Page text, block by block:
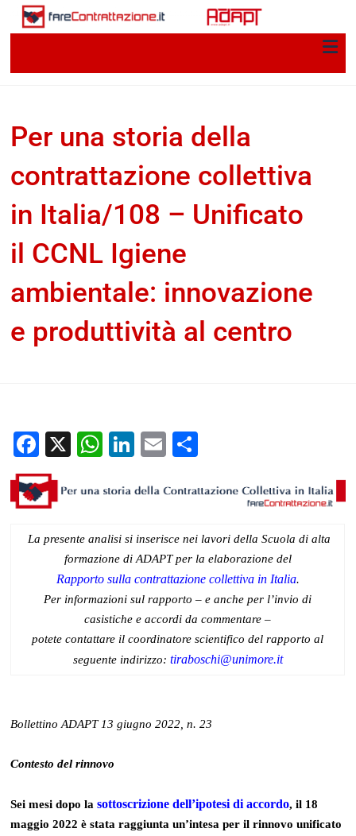
Per una storia della
contrattazione collettiva
in Italia/108 – Unificato
il CCNL Igiene
ambientale: innovazione
e produttività al centro
Facebook
X WhatsApp
LinkedIn
Email
La presente analisi si inserisce nei lavori della Scuola di alta
formazione di ADAPT per la elaborazione del
Rapporto sulla contrattazione collettiva in Italia.
Per informazioni sul rapporto – e anche per l’invio di
casistiche e accordi da commentare –
potete contattare il coordinatore scientifico del rapporto al
seguente indirizzo: tiraboschi@unimore.it
Bollettino ADAPT 13 giugno 2022, n. 23
Contesto del rinnovo
Sei mesi dopo lasottoscrizione dell’ipotesi di accordo, il 18
maggio 2022 è stata raggiunta un’intesa per il rinnovo unificato